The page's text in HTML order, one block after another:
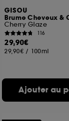
GISOU
Brume Cheveux &
Cherry Glaze
116
29,90€
29,90€ / 100ml
Ajouter au